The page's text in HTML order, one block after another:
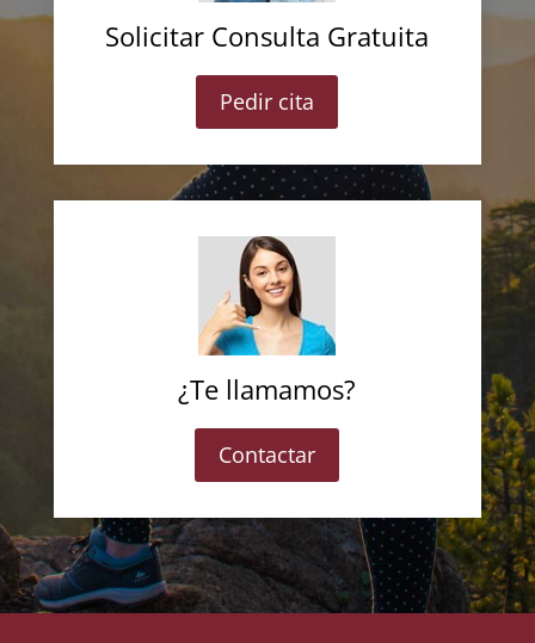
Solicitar Consulta Gratuita
Pedir cita
¿Te llamamos?
Contactar